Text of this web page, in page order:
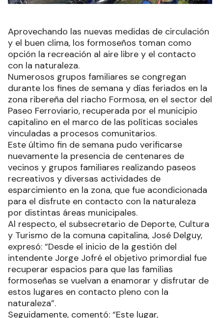
Aprovechando las nuevas medidas de circulación
y el buen clima, los formoseños toman como
opción la recreación al aire libre y el contacto
con la naturaleza.
Numerosos grupos familiares se congregan
durante los fines de semana y días feriados en la
zona ribereña del riacho Formosa, en el sector del
Paseo Ferroviario, recuperada por el municipio
capitalino en el marco de las políticas sociales
vinculadas a procesos comunitarios.
Este último fin de semana pudo verificarse
nuevamente la presencia de centenares de
vecinos y grupos familiares realizando paseos
recreativos y diversas actividades de
esparcimiento en la zona, que fue acondicionada
para el disfrute en contacto con la naturaleza
por distintas áreas municipales.
Al respecto, el subsecretario de Deporte, Cultura
y Turismo de la comuna capitalina, José Delguy,
expresó: “Desde el inicio de la gestión del
intendente Jorge Jofré el objetivo primordial fue
recuperar espacios para que las familias
formoseñas se vuelvan a enamorar y disfrutar de
estos lugares en contacto pleno con la
naturaleza”.
Seguidamente, comentó: “Este lugar,